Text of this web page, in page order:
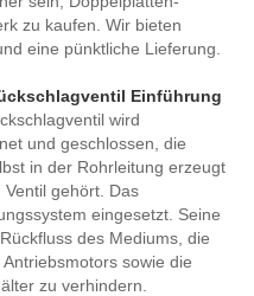
zu kaufen. Wir bieten
eine pünktliche Lieferung.
Einführung
wird
und geschlossen, die
in der Rohrleitung erzeugt
gehört. Das
eingesetzt. Seine
des Mediums, die
sowie die
zu verhindern.